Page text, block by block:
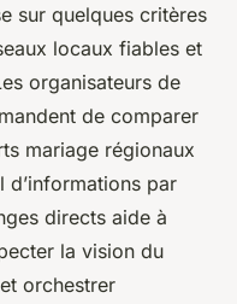
sur quelques critères
locaux fiables et
organisateurs de
de comparer
mariage régionaux
d’informations par
directs aide à
la vision du
orchestrer